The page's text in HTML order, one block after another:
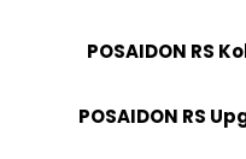
POSAIDON RS
POSAIDON RS